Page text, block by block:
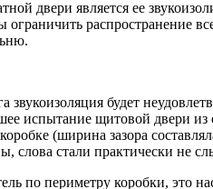
двери является ее
распространение
звукоизоляция будет
испытание щитовой двери
(ширина зазора
слова стали практически не
по периметру коробки, это